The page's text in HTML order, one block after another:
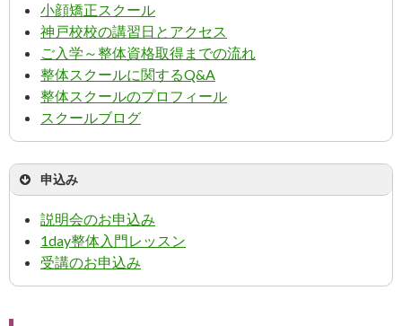
小顔矯正スクール
神戸校校の講習日とアクセス
ご入学～整体資格取得までの流れ
整体スクールに関するQ&A
整体スクールのプロフィール
スクールブログ
申込み
説明会のお申込み
1day整体入門レッスン
受講のお申込み